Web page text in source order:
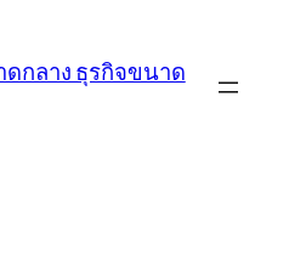
กลาง ธุรกิจขนาด